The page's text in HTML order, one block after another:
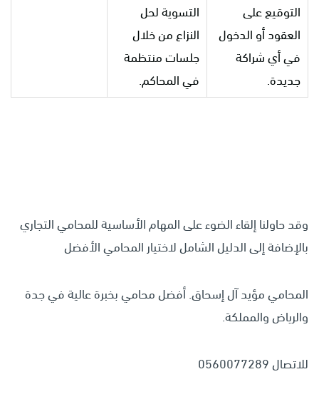
التوقيع على
العقود أو الدخول
في أي شراكة
جديدة.
التسوية لحل
النزاع من خلال
جلسات منتظمة
في المحاكم.
وقد حاولنا إلقاء الضوء على المهام الأساسية للمحامي التجاري
بالإضافة إلى الدليل الشامل لاختيار المحامي الأفضل
المحامي مؤيد آل إسحاق. أفضل محامي بخبرة عالية في جدة
والرياض والمملكة.
للاتصال 0560077289